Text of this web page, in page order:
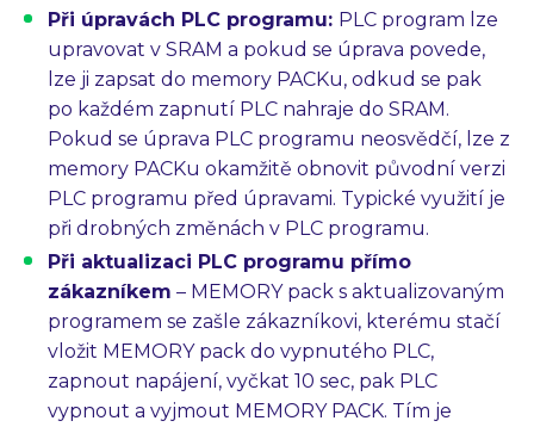
Při úpravách PLC programu: PLC program lze
upravovat v SRAM a pokud se úprava povede,
lze ji zapsat do memory PACKu, odkud se pak
po každém zapnutí PLC nahraje do SRAM.
Pokud se úprava PLC programu neosvědčí, lze z
memory PACKu okamžitě obnovit původní verzi
PLC programu před úpravami. Typické využití je
při drobných změnách v PLC programu.
Při aktualizaci PLC programu přímo
zákazníkem – MEMORY pack s aktualizovaným
programem se zašle zákazníkovi, kterému stačí
vložit MEMORY pack do vypnutého PLC,
zapnout napájení, vyčkat 10 sec, pak PLC
vypnout a vyjmout MEMORY PACK. Tím je